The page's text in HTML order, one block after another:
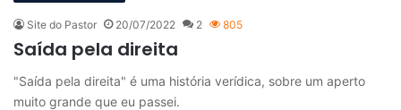
Site do Pastor 20/07/2022 2 805
Saída pela direita
"Saída pela direita" é uma história verídica, sobre um aperto
muito grande que eu passei.